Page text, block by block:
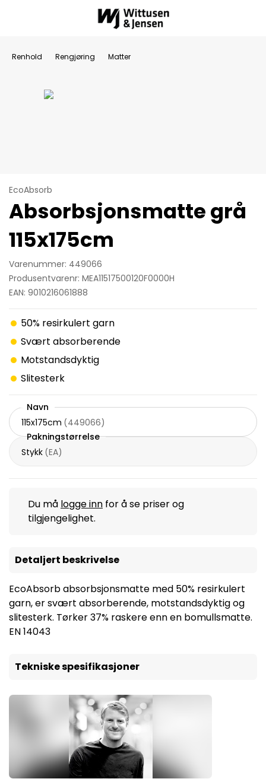
Renhold Rengjøring Matter
EcoAbsorb
Absorbsjonsmatte grå
115x175cm
Varenummer: 449066
Produsentvarenr: MEA11517500120F0000H
EAN: 9010216061888
50% resirkulert garn
Svært absorberende
Motstandsdyktig
Slitesterk
Navn
115x175cm (449066)
Pakningstørrelse
Stykk (EA)
Du må logge inn for å se priser og
tilgjengelighet.
Detaljert beskrivelse
EcoAbsorb absorbsjonsmatte med 50% resirkulert
garn, er svært absorberende, motstandsdyktig og
slitesterk. Tørker 37% raskere enn en bomullsmatte.
EN 14043
Tekniske spesifikasjoner